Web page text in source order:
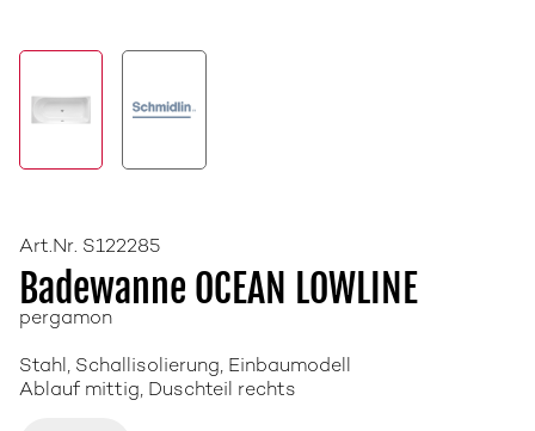
Art.Nr. S122285
Badewanne OCEAN LOWLINE
pergamon
Stahl, Schallisolierung, Einbaumodell
Ablauf mittig, Duschteil rechts